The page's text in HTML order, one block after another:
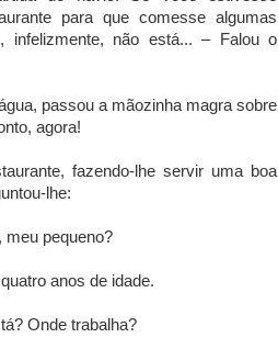
para que comesse algumas
infelizmente, não está... – Falou o
passou a mãozinha magra sobre
agora!
fazendo-lhe servir uma boa
lhe:
meu pequeno?
anos de idade.
Onde trabalha?